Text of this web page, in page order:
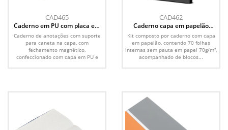
CAD465
Caderno em PU com placa em
metal
Caderno de anotações com suporte
para caneta na capa, com
fechamento magnético,
confeccionado com capa em PU e
CAD462
Caderno capa em papelão
reciclado com caneta
Kit composto por caderno com capa
em papelão, contendo 70 folhas
internas sem pauta em papel 70g/m²,
acompanhado de blocos...